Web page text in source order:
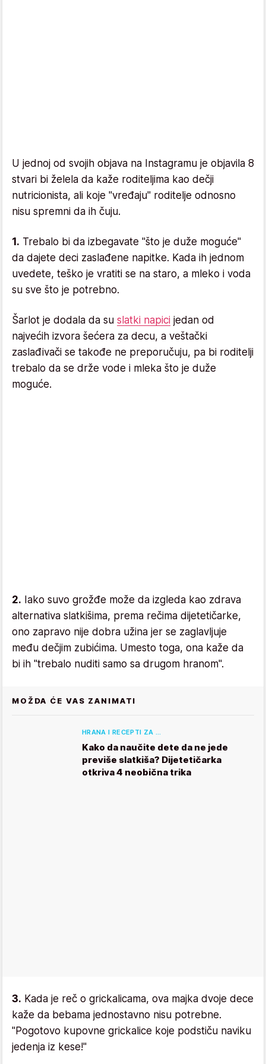
U jednoj od svojih objava na Instagramu je objavila 8
stvari bi želela da kaže roditeljima kao dečji
nutricionista, ali koje "vređaju" roditelje odnosno
nisu spremni da ih čuju.
1. Trebalo bi da izbegavate "što je duže moguće"
da dajete deci zaslađene napitke. Kada ih jednom
uvedete, teško je vratiti se na staro, a mleko i voda
su sve što je potrebno.
Šarlot je dodala da su slatki napici jedan od
najvećih izvora šećera za decu, a veštački
zaslađivači se takođe ne preporučuju, pa bi roditelji
trebalo da se drže vode i mleka što je duže
moguće.
2. Iako suvo grožđe može da izgleda kao zdrava
alternativa slatkišima, prema rečima dijetetičarke,
ono zapravo nije dobra užina jer se zaglavljuje
među dečjim zubićima. Umesto toga, ona kaže da
bi ih "trebalo nuditi samo sa drugom hranom".
MOŽDA ĆE VAS ZANIMATI
HRANA I RECEPTI ZA …
Kako da naučite dete da ne jede
previše slatkiša? Dijetetičarka
otkriva 4 neobična trika
3. Kada je reč o grickalicama, ova majka dvoje dece
kaže da bebama jednostavno nisu potrebne.
"Pogotovo kupovne grickalice koje podstiču naviku
jedenja iz kese!"